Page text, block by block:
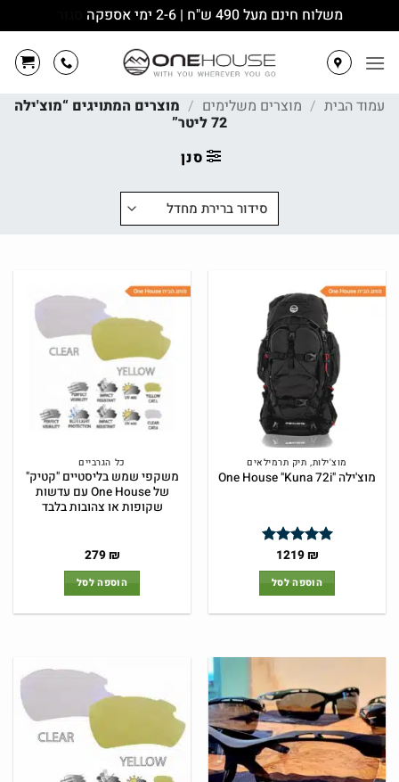
משלוח חינם מעל 490 ש"ח | 2-6 ימי אספקה
עמוד הבית / מוצרים משלימים / מוצרים המתויגים “מוצ'ילה
72 ליטר”
סנן
מוצ'ילות, תיק תרמילאים
מוצ'ילה "One House "Kuna 72i
דורג4.95
מתוך 5
1219₪
הוספה לסל
כל הגרביים
משקפי שמש בליסטיים "קטיק"
של One House עם עדשות
שקופות או צהובות בלבד
המחיר
היה:
399 ₪.
279₪ המחיר
הוא:
279 ₪.
הוספה לסל